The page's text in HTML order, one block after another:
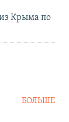
Крыма по
БОЛЬШЕ